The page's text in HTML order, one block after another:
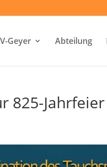
Geyer Abteilung
825-